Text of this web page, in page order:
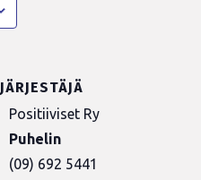
JÄRJESTÄJÄ
Positiiviset Ry
Puhelin
(09) 692 5441